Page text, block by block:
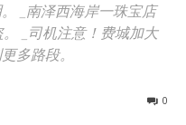
_南泽西海岸一珠宝店
_司机注意！费城加大
多路段。
0